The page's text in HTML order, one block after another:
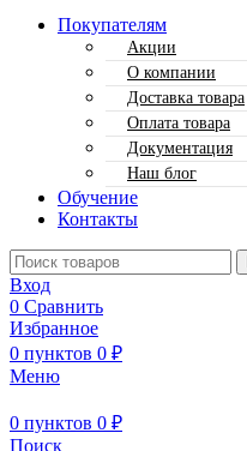
Покупателям
Акции
О компании
Доставка товара
Оплата товара
Документация
Наш блог
Обучение
Контакты
Вход
0 Сравнить
Избранное
0 пунктов 0 ₽
Меню
0 пунктов 0 ₽
Поиск